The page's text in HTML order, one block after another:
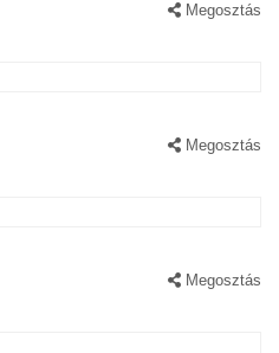
Megosztás
Megosztás
Megosztás